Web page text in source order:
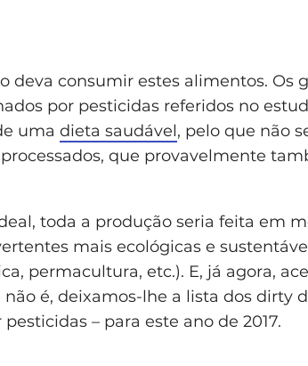
deva consumir estes alimentos. Os
por pesticidas referidos no
uma dieta saudável, pelo que não
que provavelmente
toda a produção seria feita em
mais ecológicas e
permacultura, etc.). E, já agora,
é, deixamos-lhe a lista dos dirty
– para este ano de 2017.